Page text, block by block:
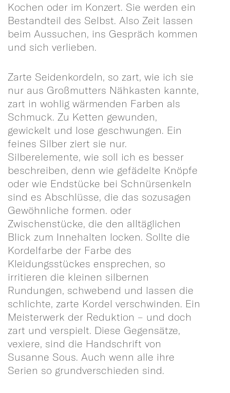
Kochen oder im Konzert. Sie werden ein
Bestandteil des Selbst. Also Zeit lassen
beim Aussuchen, ins Gespräch kommen
und sich verlieben.
Zarte Seidenkordeln, so zart, wie ich sie
nur aus Großmutters Nähkasten kannte,
zart in wohlig wärmenden Farben als
Schmuck. Zu Ketten gewunden,
gewickelt und lose geschwungen. Ein
feines Silber ziert sie nur.
Silberelemente, wie soll ich es besser
beschreiben, denn wie gefädelte Knöpfe
oder wie Endstücke bei Schnürsenkeln
sind es Abschlüsse, die das sozusagen
Gewöhnliche formen. oder
Zwischenstücke, die den alltäglichen
Blick zum Innehalten locken. Sollte die
Kordelfarbe der Farbe des
Kleidungsstückes ensprechen, so
irritieren die kleinen silbernen
Rundungen, schwebend und lassen die
schlichte, zarte Kordel verschwinden. Ein
Meisterwerk der Reduktion – und doch
zart und verspielt. Diese Gegensätze,
vexiere, sind die Handschrift von
Susanne Sous. Auch wenn alle ihre
Serien so grundverschieden sind.